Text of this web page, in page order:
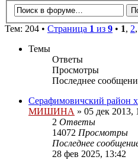
Тем: 204 • Страница 1 из 9 • 1, 2,
Темы
Ответы
Просмотры
Последнее
Серафимовичский район
МИШИНА » 05 дек 2013,
2 Ответы
14072 Просмотры
Последнее
28 фев 2025, 13:42